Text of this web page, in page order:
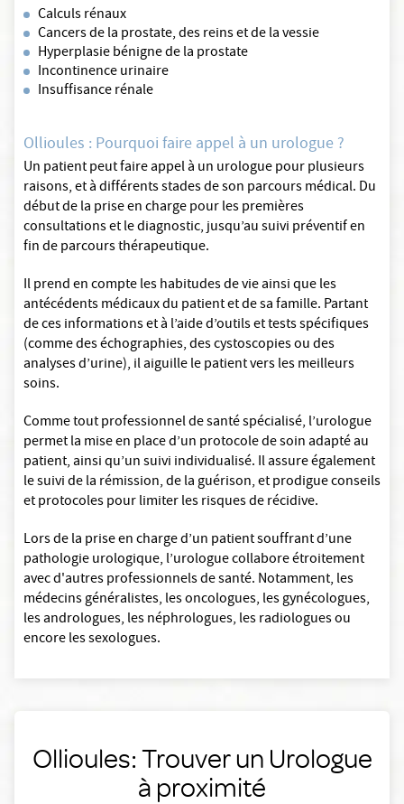
Calculs rénaux
Cancers de la prostate, des reins et de la vessie
Hyperplasie bénigne de la prostate
Incontinence urinaire
Insuffisance rénale
Ollioules : Pourquoi faire appel à un urologue ?
Un patient peut faire appel à un urologue pour plusieurs
raisons, et à différents stades de son parcours médical. Du
début de la prise en charge pour les premières
consultations et le diagnostic, jusqu’au suivi préventif en
fin de parcours thérapeutique.
Il prend en compte les habitudes de vie ainsi que les
antécédents médicaux du patient et de sa famille. Partant
de ces informations et à l’aide d’outils et tests spécifiques
(comme des échographies, des cystoscopies ou des
analyses d’urine), il aiguille le patient vers les meilleurs
soins.
Comme tout professionnel de santé spécialisé, l’urologue
permet la mise en place d’un protocole de soin adapté au
patient, ainsi qu’un suivi individualisé. Il assure également
le suivi de la rémission, de la guérison, et prodigue conseils
et protocoles pour limiter les risques de récidive.
Lors de la prise en charge d’un patient souffrant d’une
pathologie urologique, l’urologue collabore étroitement
avec d'autres professionnels de santé. Notamment, les
médecins généralistes, les oncologues, les gynécologues,
les andrologues, les néphrologues, les radiologues ou
encore les sexologues.
Ollioules: Trouver un Urologue
à proximité